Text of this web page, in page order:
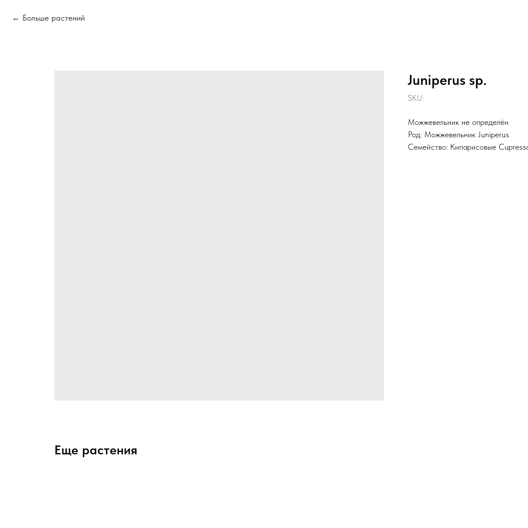
Больше растений
Juniperus sp.
SKU:
Можжевельник не определён
Род: Можжевельник Juniperus
Семейство: Кипарисовые
Еще растения